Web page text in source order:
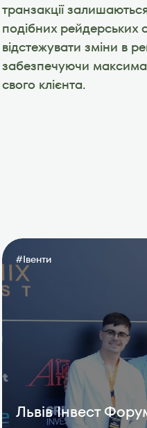
транзакції
подібних
відстежувати зміни в
забезпечуючи
свого клієнта.
#Івенти
Львів Інвест